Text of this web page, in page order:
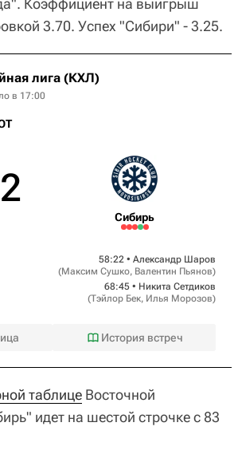
3.70. Успех "Сибири" - 3.25.
лига (КХЛ)
в 17:00
2
Сибирь
58:22 • Александр Шаров
(Максим Сушко, Валентин Пьянов)
68:45 • Никита Сетдиков
(Тэйлор Бек, Илья Морозов)
История встреч
таблице Восточной
идет на шестой строчке с 83